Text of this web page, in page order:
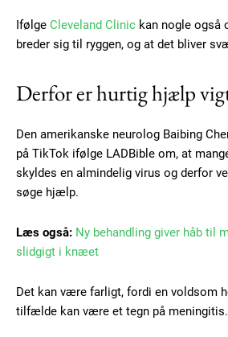
Subscription
Ifølge Cleveland Clinic kan nogle også
breder sig til ryggen, og at det bliver
Derfor er hurtig hjælp
Den amerikanske neurolog Baibing
på TikTok ifølge LADBible om, at
skyldes en almindelig virus og derfor
søge hjælp.
Læs også: Ny behandling giver håb til
slidgigt i knæet
Det kan være farligt, fordi en voldsom
tilfælde kan være et tegn på meningitis.